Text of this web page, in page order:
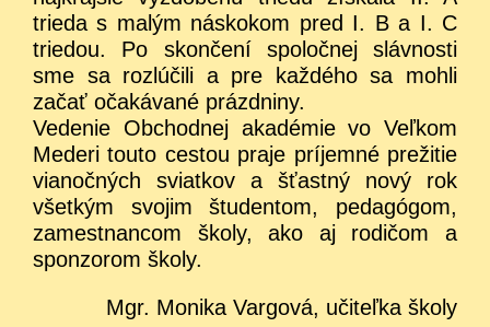
trieda s malým náskokom pred I. B a I. C
triedou. Po skončení spoločnej slávnosti
sme sa rozlúčili a pre každého sa mohli
začať očakávané prázdniny.
Vedenie Obchodnej akadémie vo Veľkom
Mederi touto cestou praje príjemné prežitie
vianočných sviatkov a šťastný nový rok
všetkým svojim študentom, pedagógom,
zamestnancom školy, ako aj rodičom a
sponzorom školy.
Mgr. Monika Vargová, učiteľka školy